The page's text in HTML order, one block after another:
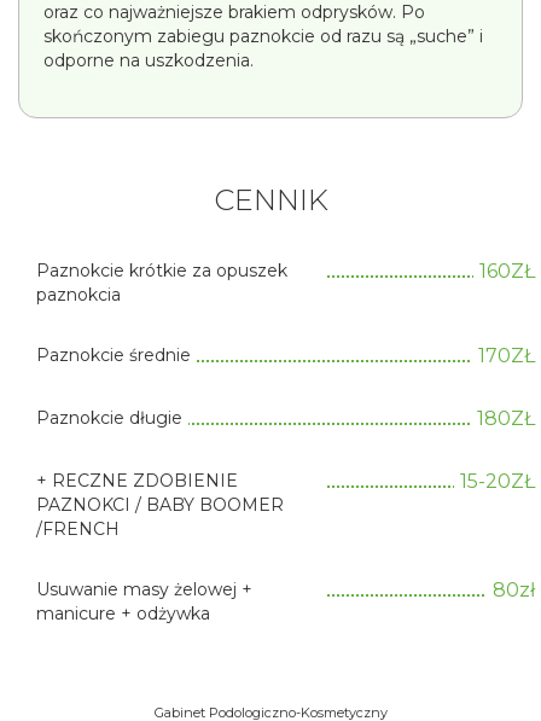
oraz co najważniejsze brakiem odprysków. Po
skończonym zabiegu paznokcie od razu są „suche” i
odporne na uszkodzenia.
CENNIK
Paznokcie krótkie za opuszek
paznokcia
160ZŁ
Paznokcie średnie 170ZŁ
Paznokcie długie 180ZŁ
+ RECZNE ZDOBIENIE
PAZNOKCI / BABY BOOMER
/FRENCH
15-20ZŁ
Usuwanie masy żelowej +
manicure + odżywka
80zł
Gabinet Podologiczno-Kosmetyczny